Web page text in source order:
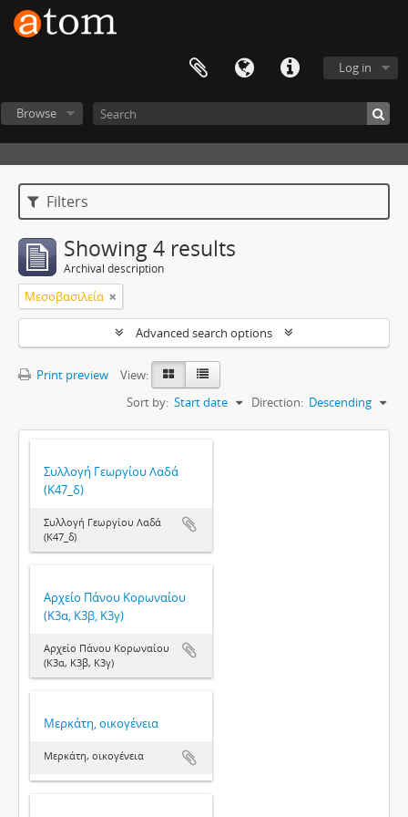
Log in
Browse
Filters
Showing 4 results
Archival description
Μεσοβασιλεία
Advanced search options
Print preview
View:
Sort by: Start date Direction: Descending
Συλλογή Γεωργίου Λαδά
(Κ47_δ)
Συλλογή Γεωργίου Λαδά
(Κ47_δ)
Αρχείο Πάνου Κορωναίου
(Κ3α, Κ3β, Κ3γ)
Αρχείο Πάνου Κορωναίου
(Κ3α, Κ3β, Κ3γ)
Μερκάτη, οικογένεια
Μερκάτη, οικογένεια